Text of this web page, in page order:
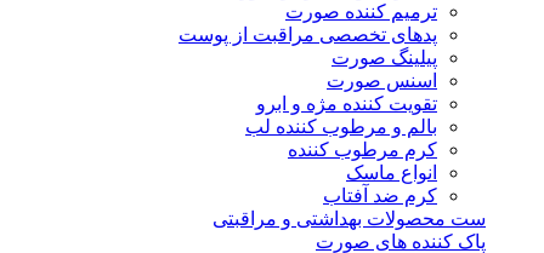
ترمیم کننده صورت
پدهای تخصصی مراقبت از پوست
پیلینگ صورت
اسنس صورت
تقویت کننده مژه و ابرو
بالم و مرطوب کننده لب
کرم مرطوب کننده
انواع ماسک
کرم ضد آفتاب
ست محصولات بهداشتی و مراقبتی
پاک کننده های صورت